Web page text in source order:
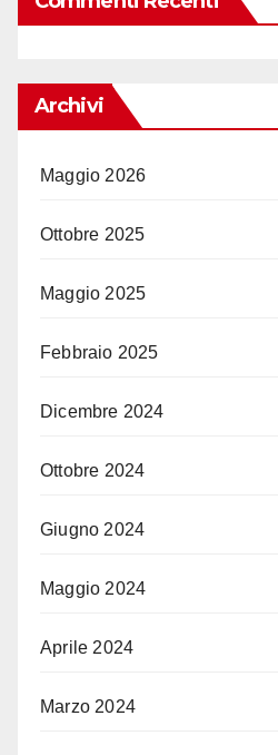
Archivi
Maggio 2026
Ottobre 2025
Maggio 2025
Febbraio 2025
Dicembre 2024
Ottobre 2024
Giugno 2024
Maggio 2024
Aprile 2024
Marzo 2024